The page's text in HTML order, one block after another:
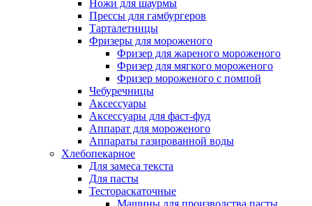
Ножи для шаурмы
Прессы для гамбургеров
Тарталетницы
Фризеры для мороженого
Фризер для жареного мороженого
Фризер для мягкого мороженого
Фризер мороженого с помпой
Чебуречницы
Аксессуары
Аксессуары для фаст-фуд
Аппарат для мороженого
Аппараты газированной воды
Хлебопекарное
Для замеса текста
Для пасты
Тестораскаточные
Машины для производства пасты